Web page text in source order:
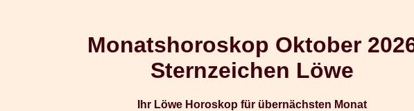
Monatshoroskop Oktober
Sternzeichen Löwe
Ihr Löwe Horoskop für übernächsten Monat